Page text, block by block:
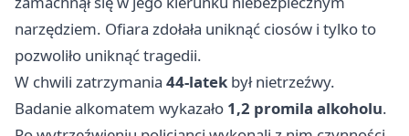
narzędziem. Ofiara zdołała uniknąć ciosów i tylko to
pozwoliło uniknąć tragedii.
W chwili zatrzymania 44-latek był nietrzeźwy.
Badanie alkomatem wykazało 1,2 promila alkoholu.